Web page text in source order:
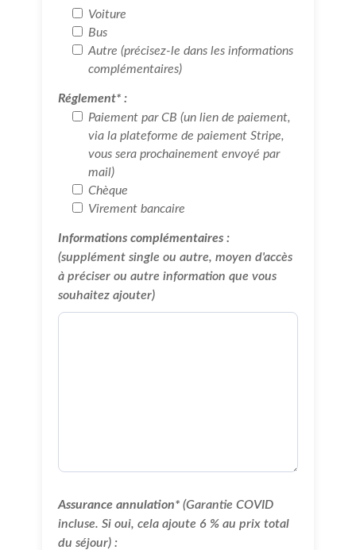
Voiture
Bus
Autre (précisez-le dans les informations
complémentaires)
Réglement* :
Paiement par CB (un lien de paiement,
via la plateforme de paiement Stripe,
vous sera prochainement envoyé par
mail)
Chèque
Virement bancaire
Informations complémentaires :
(supplément single ou autre, moyen d'accès
à préciser ou autre information que vous
souhaitez ajouter)
Assurance annulation*(Garantie COVID
incluse. Si oui, cela ajoute 6 % au prix total
du séjour) :